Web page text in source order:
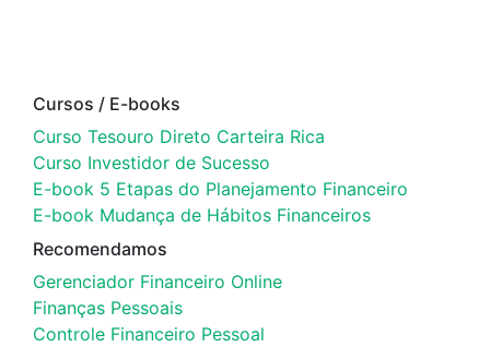
Cursos / E-books
Curso Tesouro Direto Carteira Rica
Curso Investidor de Sucesso
E-book 5 Etapas do Planejamento Financeiro
E-book Mudança de Hábitos Financeiros
Recomendamos
Gerenciador Financeiro Online
Finanças Pessoais
Controle Financeiro Pessoal